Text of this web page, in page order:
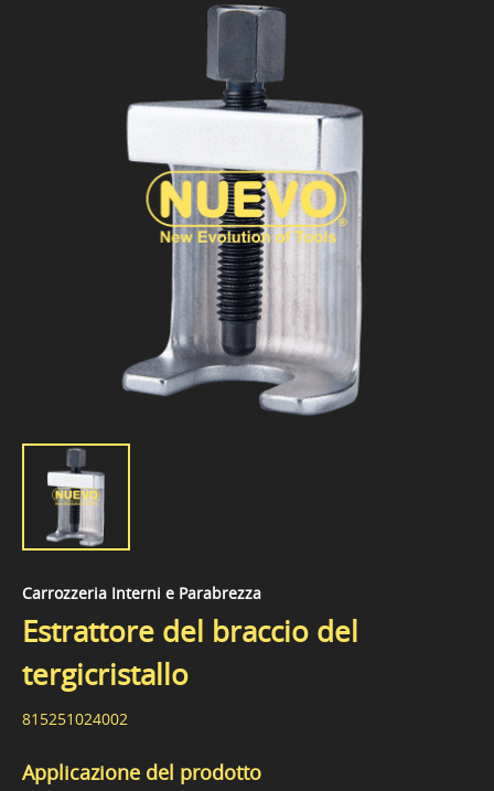
Carrozzeria Interni e Parabrezza
Estrattore del braccio del
tergicristallo
815251024002
Applicazione del prodotto